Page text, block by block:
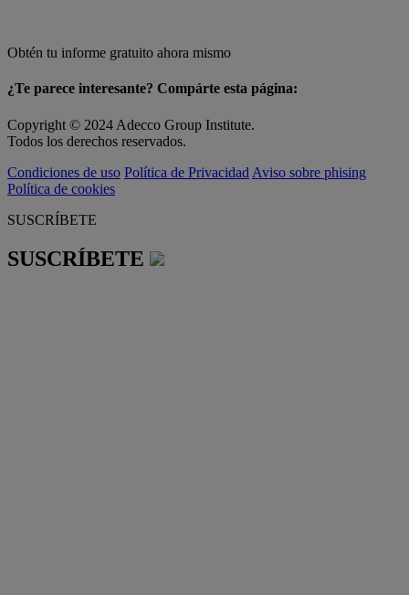
Obtén tu informe gratuito ahora mismo
¿Te parece interesante? Compárte esta página:
Copyright © 2024 Adecco Group Institute.
Todos los derechos reservados.
Condiciones de uso Política de Privacidad Aviso sobre phising
Política de cookies
SUSCRÍBETE
SUSCRÍBETE